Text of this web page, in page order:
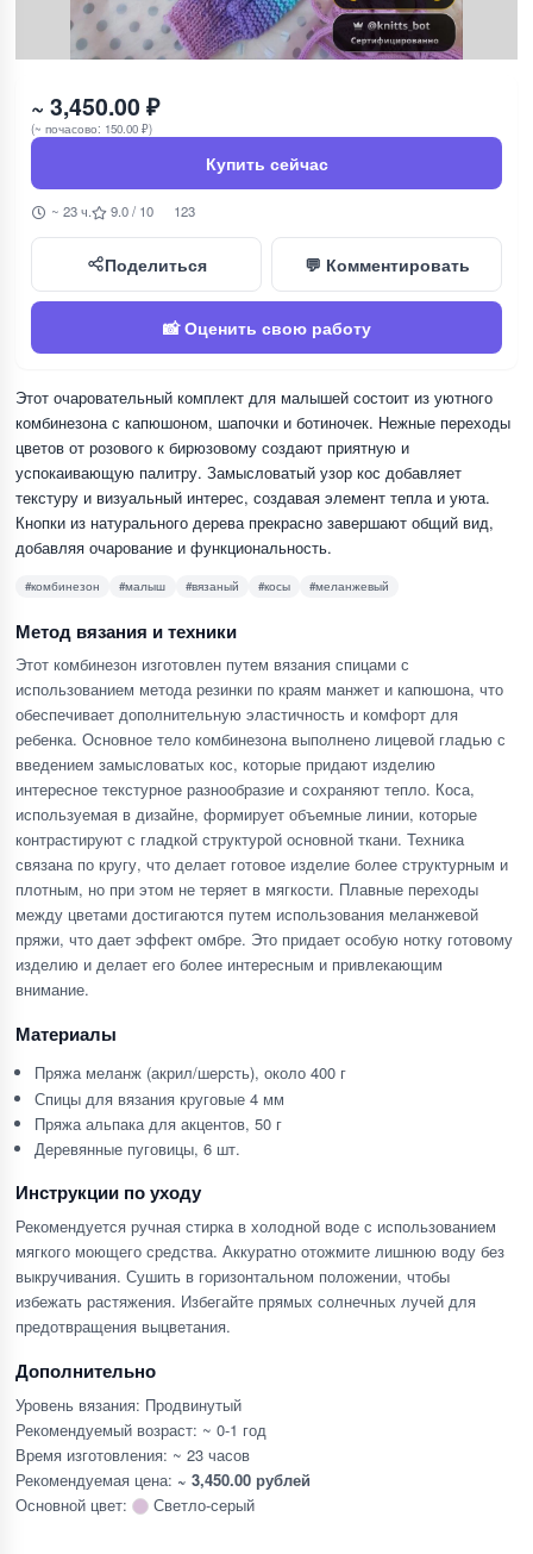
~ 3,450.00 ₽
(~ почасово: 150.00 ₽)
Купить сейчас
~ 23 ч. 9.0 / 10 123
Поделиться 💬 Комментировать
📸 Оценить свою работу
Этот очаровательный комплект для малышей состоит из уютного
комбинезона с капюшоном, шапочки и ботиночек. Нежные переходы
цветов от розового к бирюзовому создают приятную и
успокаивающую палитру. Замысловатый узор кос добавляет
текстуру и визуальный интерес, создавая элемент тепла и уюта.
Кнопки из натурального дерева прекрасно завершают общий вид,
добавляя очарование и функциональность.
#комбинезон #малыш #вязаный #косы #меланжевый
Метод вязания и техники
Этот комбинезон изготовлен путем вязания спицами с
использованием метода резинки по краям манжет и капюшона, что
обеспечивает дополнительную эластичность и комфорт для
ребенка. Основное тело комбинезона выполнено лицевой гладью с
введением замысловатых кос, которые придают изделию
интересное текстурное разнообразие и сохраняют тепло. Коса,
используемая в дизайне, формирует объемные линии, которые
контрастируют с гладкой структурой основной ткани. Техника
связана по кругу, что делает готовое изделие более структурным и
плотным, но при этом не теряет в мягкости. Плавные переходы
между цветами достигаются путем использования меланжевой
пряжи, что дает эффект омбре. Это придает особую нотку готовому
изделию и делает его более интересным и привлекающим
внимание.
Материалы
Пряжа меланж (акрил/шерсть), около 400 г
Спицы для вязания круговые 4 мм
Пряжа альпака для акцентов, 50 г
Деревянные пуговицы, 6 шт.
Инструкции по уходу
Рекомендуется ручная стирка в холодной воде с использованием
мягкого моющего средства. Аккуратно отожмите лишнюю воду без
выкручивания. Сушить в горизонтальном положении, чтобы
избежать растяжения. Избегайте прямых солнечных лучей для
предотвращения выцветания.
Дополнительно
Уровень вязания: Продвинутый
Рекомендуемый возраст: ~ 0-1 год
Время изготовления: ~ 23 часов
Рекомендуемая цена: ~ 3,450.00 рублей
Основной цвет:
Светло-серый